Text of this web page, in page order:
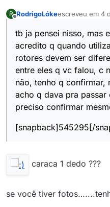
R RodrigoLókeescreveu em 4
última edição por
tb ja pensei nisso, mas
acredito q quando
rotores devem ser
entre eles q vc falou, c
não, tenho q confirmar,
acho q dava pra
preciso confirmar
[snapback]545295[/
caraca 1 dedo ???
se você tiver